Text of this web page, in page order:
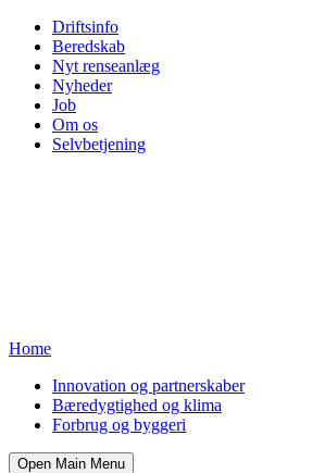
Driftsinfo
Beredskab
Nyt renseanlæg
Nyheder
Job
Om os
Selvbetjening
Home
Innovation og partnerskaber
Bæredygtighed og klima
Forbrug og byggeri
Open Main Menu